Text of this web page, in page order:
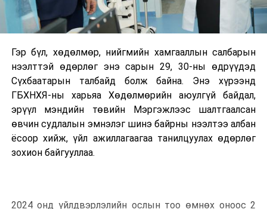
Гэр бүл, хөдөлмөр, нийгмийн хамгааллын салбарын
нээлттэй өдөрлөг энэ сарын 29, 30-ны өдрүүдэд
Сүхбаатарын талбайд болж байна. Энэ хүрээнд
ГБХНХЯ-ны харьяа Хөдөлмөрийн аюулгүй байдал,
эрүүл мэндийн төвийн Мэргэжлээс шалтгаалсан
өвчин судлалын эмнэлэг шинэ байрны нээлтээ албан
ёсоор хийж, үйл ажиллагаагаа танилцуулах өдөрлөг
зохион байгууллаа.
2024 онд үйлдвэрлэлийн ослын тоо өмнөх оноос 2